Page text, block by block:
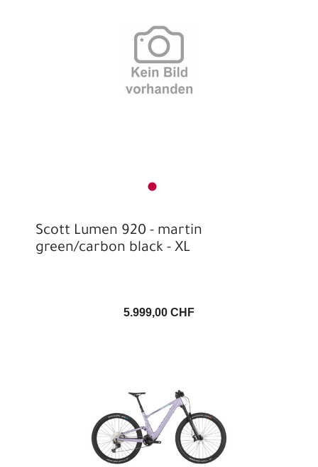
Scott Lumen 920 - martin
green/carbon black - XL
5.999,00 CHF